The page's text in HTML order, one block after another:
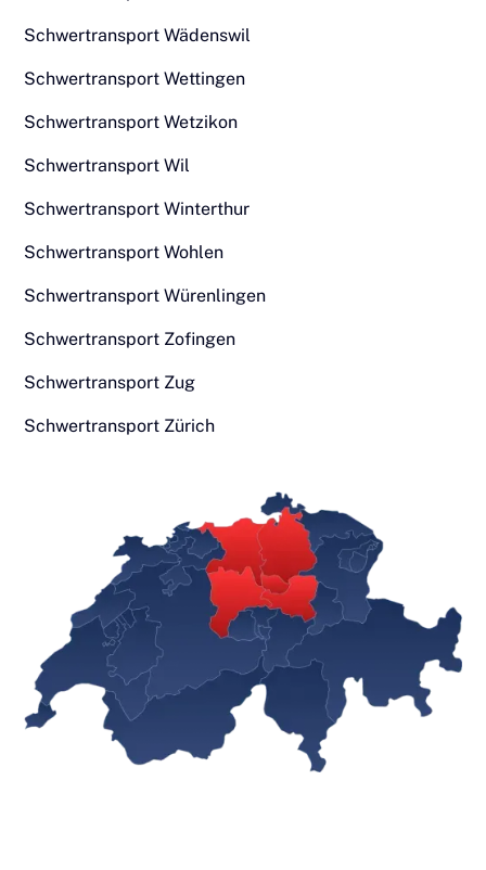
Schwertransport Wädenswil
Schwertransport Wettingen
Schwertransport Wetzikon
Schwertransport Wil
Schwertransport Winterthur
Schwertransport Wohlen
Schwertransport Würenlingen
Schwertransport Zofingen
Schwertransport Zug
Schwertransport Zürich